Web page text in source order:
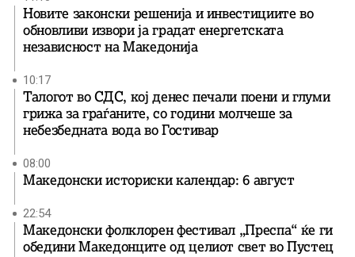
Новите законски решенија и инвестициите во
обновливи извори ја градат енергетската
независност на Македонија
10:17
Талогот во СДС, кој денес печали поени и глуми
грижа за граѓаните, со години молчеше за
небезбедната вода во Гостивар
08:00
Македонски историски календар: 6 август
22:54
Македонски фолклорен фестивал „Преспа“ ќе ги
обедини Македонците од целиот свет во Пустец